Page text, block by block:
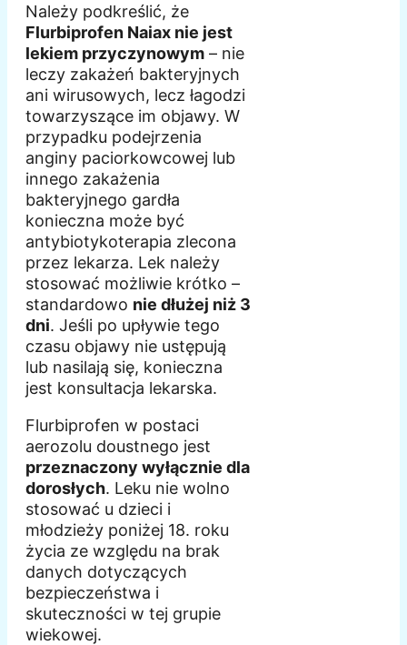
Należy podkreślić, że
Flurbiprofen Naiax nie jest
lekiem przyczynowym – nie
leczy zakażeń bakteryjnych
ani wirusowych, lecz łagodzi
towarzyszące im objawy. W
przypadku podejrzenia
anginy paciorkowcowej lub
innego zakażenia
bakteryjnego gardła
konieczna może być
antybiotykoterapia zlecona
przez lekarza. Lek należy
stosować możliwie krótko –
standardowo nie dłużej niż 3
dni. Jeśli po upływie tego
czasu objawy nie ustępują
lub nasilają się, konieczna
jest konsultacja lekarska.
Flurbiprofen w postaci
aerozolu doustnego jest
przeznaczony wyłącznie dla
dorosłych. Leku nie wolno
stosować u dzieci i
młodzieży poniżej 18. roku
życia ze względu na brak
danych dotyczących
bezpieczeństwa i
skuteczności w tej grupie
wiekowej.